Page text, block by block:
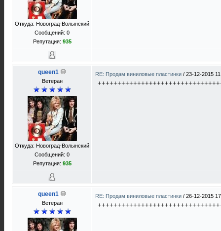
Откуда: Новоград-Волынский
Сообщений: 0
Репутация: 935
queen1
Ветеран
Откуда: Новоград-Волынский
Сообщений: 0
Репутация: 935
RE: Продам виниловые пластинки / 23-12-2015
queen1
Ветеран
RE: Продам виниловые пластинки / 26-12-2015